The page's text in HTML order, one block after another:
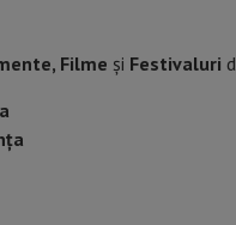
Filme și Festivaluri